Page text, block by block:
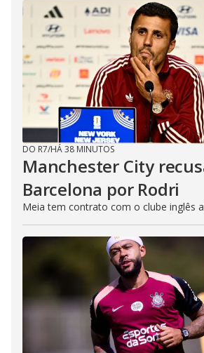
DO R7/HÁ 38 MINUTOS
Manchester City
Barcelona por Rodri
Meia tem contrato com o clube inglês